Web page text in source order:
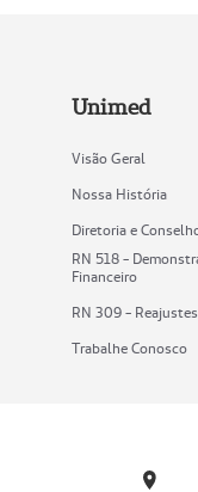
Unimed
Visão Geral
Nossa História
Diretoria e
RN 518 -
Financeiro
RN 309 - Reajustes
Trabalhe Conosco